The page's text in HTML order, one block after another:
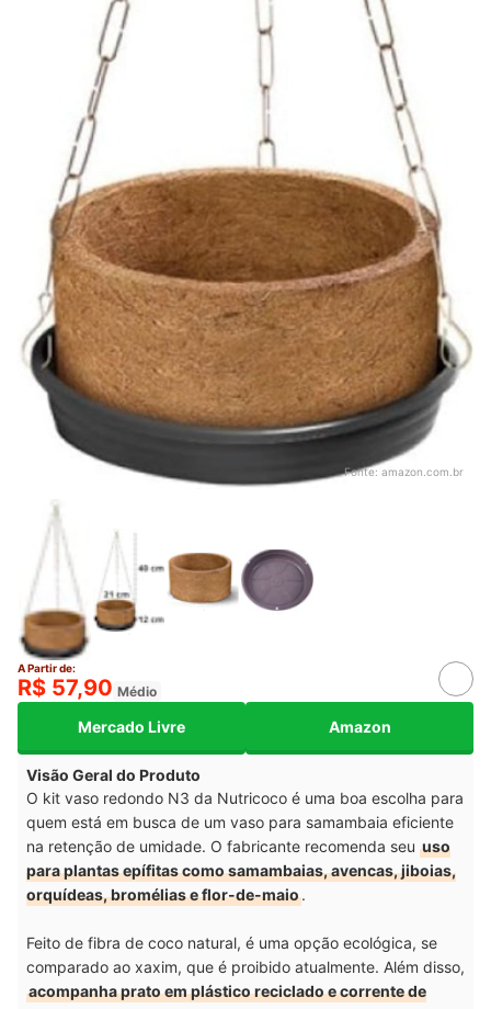
Fonte: amazon.com.br
A Partir de:
R$ 57,90 Médio
Mercado Livre Amazon
Visão Geral do Produto
O kit vaso redondo N3 da Nutricoco é uma boa escolha para
quem está em busca de um vaso para samambaia eficiente
na retenção de umidade. O fabricante recomenda seu uso
para plantas epífitas como samambaias, avencas, jiboias,
orquídeas, bromélias e flor-de-maio.
Feito de fibra de coco natural, é uma opção ecológica, se
comparado ao xaxim, que é proibido atualmente. Além disso,
acompanha prato em plástico reciclado e corrente de